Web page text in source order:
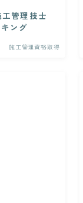
工管理技士
ング
施工管理資格取得